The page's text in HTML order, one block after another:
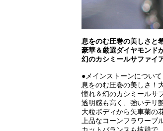
息をのむ圧巻の美しさと
豪華＆厳選ダイヤモンド
幻のカシミールサファイ
●メインストーンについて
息をのむ圧巻の美しさ！
憧れ＆幻のカシミールサ
透明感も高く、強いテリ
大粒ボディから矢車菊の
上品なコーンフラワーブ